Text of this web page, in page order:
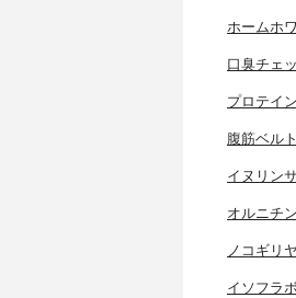
ホームホ
口臭チェ
プロテイン
腹筋ベルト
イヌリン
オルニチ
ノコギリ
イソフラ